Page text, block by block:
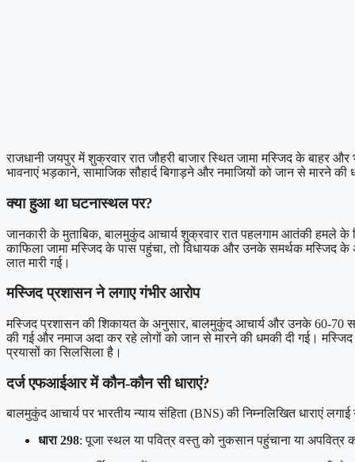
राजधानी जयपुर में शुक्रवार रात जौहरी बाजार स्थित जामा मस्जिद के बाहर
भावनाएं भड़काने, सामाजिक सौहार्द बिगाड़ने और नमाजियों को जान से
क्या हुआ था घटनास्थल पर?
जानकारी के मुताबिक, बालमुकुंद आचार्य शुक्रवार रात पहलगाम आतंकी हमले के
काफिला जामा मस्जिद के पास पहुंचा, तो विधायक और उनके समर्थक मस्जिद के
लात मारी गई।
मस्जिद प्रशासन ने लगाए गंभीर आरोप
मस्जिद प्रशासन की शिकायत के अनुसार, बालमुकुंद आचार्य और उनके 60-70
की गई और नमाज अदा कर रहे लोगों को जान से मारने की धमकी दी गई।
प्रयासों का सिलसिला है।
दर्ज एफआईआर में कौन-कौन सी धाराएं?
बालमुकुंद आचार्य पर भारतीय न्याय संहिता (BNS) की निम्नलिखित धाराएं लगाई
धारा 298: पूजा स्थल या पवित्र वस्तु को नुकसान पहुंचाना या अपवित्र